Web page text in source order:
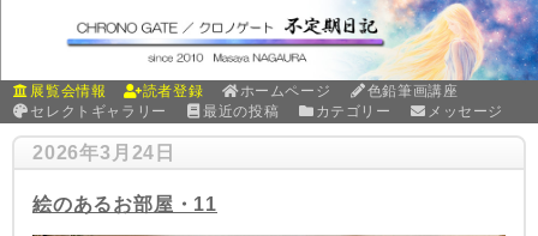
展覧会情報 読者登録 ホームページ
色鉛筆画講座
セレクトギャラリー
最近の投稿 カテゴリー メッセージ
2026年3月24日
絵のあるお部屋・11